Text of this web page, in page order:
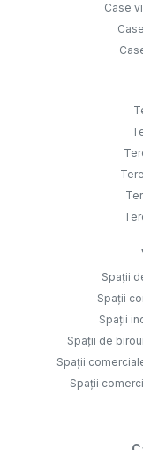
Case
Spații
Spații
Spații
Spații de
Spații
Spații